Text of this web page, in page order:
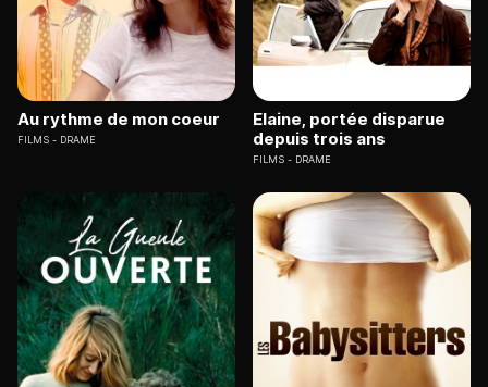
Au rythme de mon coeur
FILMS DRAME
Elaine, portée disparue
depuis trois ans
FILMS DRAME